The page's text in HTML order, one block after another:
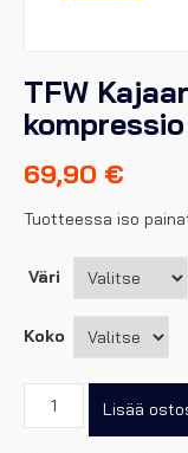
TFW
69,90 €
Tuotteessa iso
Väri
Koko
Kajaani
Lisää